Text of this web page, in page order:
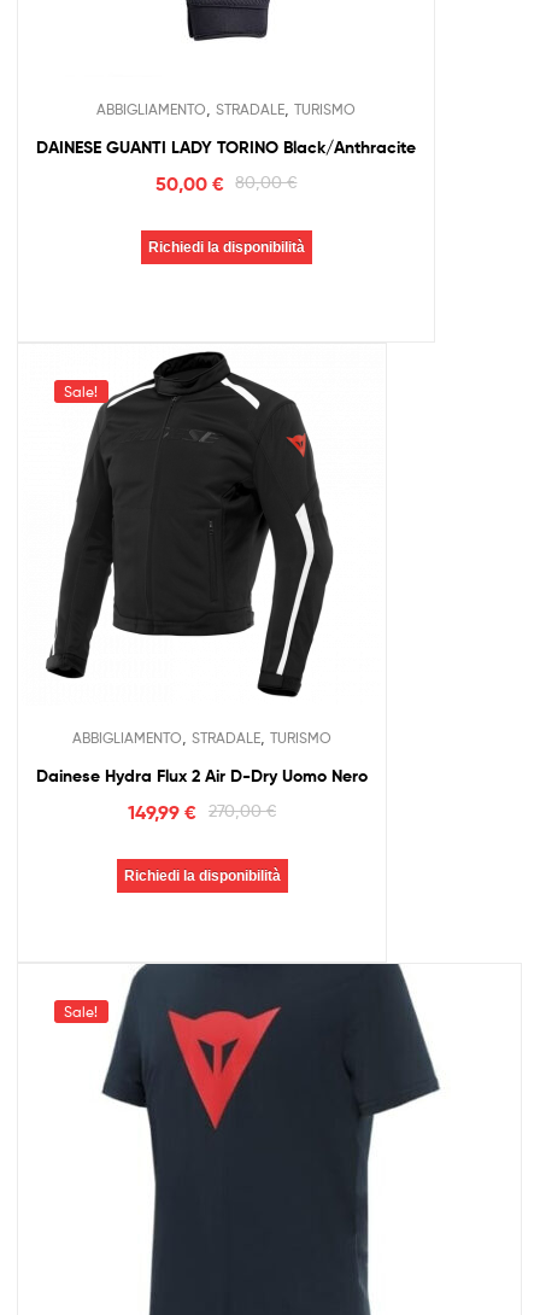
ABBIGLIAMENTO STRADALE TURISMO
DAINESE GUANTI LADY TORINO Black/Anthracite
80,00€
50,00 €
Richiedi la disponibilità
Sale!
ABBIGLIAMENTO STRADALE TURISMO
Dainese Hydra Flux 2 Air D-Dry Uomo Nero
270,00€
149,99€
Richiedi la disponibilità
Sale!